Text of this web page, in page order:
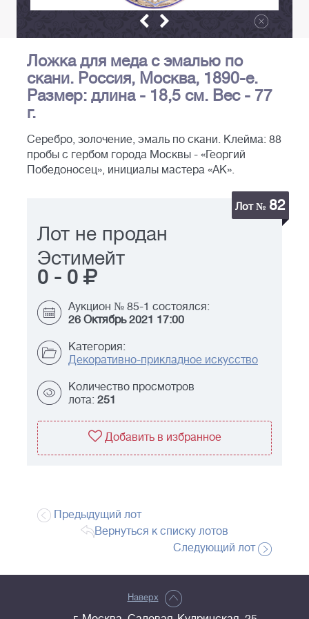
Ложка для меда с эмалью по
скани. Россия, Москва, 1890-е.
Размер: длина - 18,5 см. Вес - 77
г.
Серебро, золочение, эмаль по скани. Клейма: 88
пробы с гербом города Москвы - «Георгий
Победоносец», инициалы мастера «АK».
Лот № 82
Лот не продан
Эстимейт
0 - 0
Аукцион № 85-1 состоялся:
26 Октябрь 2021 17:00
Категория:
Декоративно-прикладное искусство
Количество просмотров
лота: 251
Добавить в избранное
Предыдущий лот
Вернуться к списку лотов
Следующий лот
Наверх